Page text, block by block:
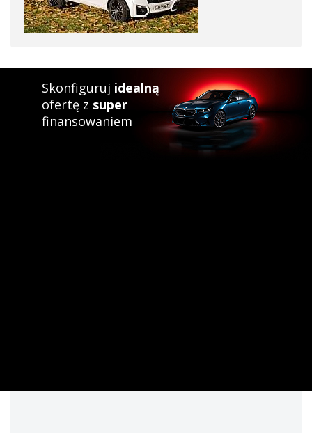
Skonfiguruj idealną
ofertę z super
finansowaniem